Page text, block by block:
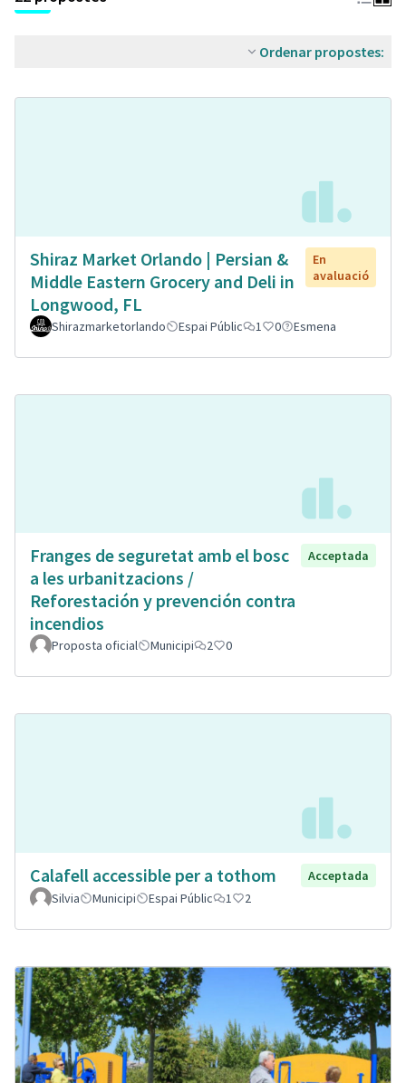
Ordenar propostes:
Shiraz Market Orlando | Persian &
Middle Eastern Grocery and Deli in
Longwood, FL
En
avaluació
Shirazmarketorlando Espai Públic 1 0 Esmena
Franges de seguretat amb el bosc
a les urbanitzacions /
Reforestación y prevención contra
incendios
Acceptada
Proposta oficial Municipi 2 0
Calafell accessible per a tothom
Acceptada
Silvia
Municipi Espai Públic 1 2